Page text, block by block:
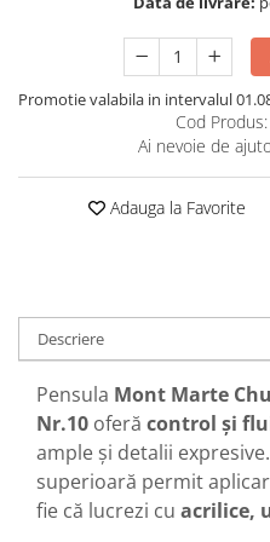
Promotie valabila in intervalul
Cod Produs:
Ai nevoie de
Adauga la Favorite
Descriere
Pensula Mont Marte
Nr.10 oferă control și
ample și detalii
superioară permit
fie că lucrezi cu acrilice,